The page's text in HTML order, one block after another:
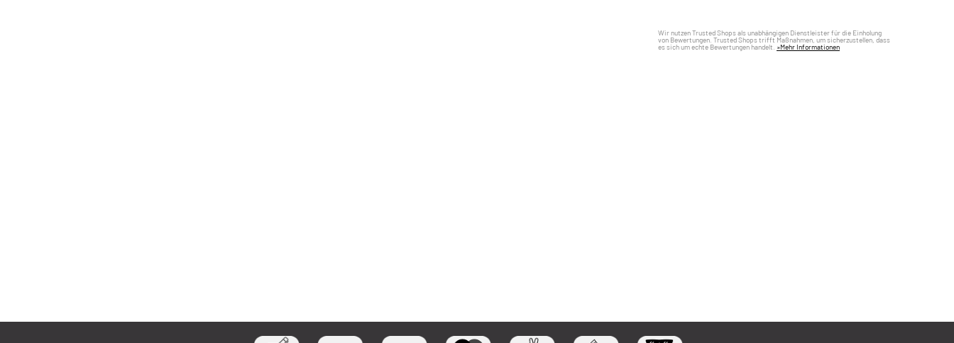
Wir nutzen Trusted Shops als unabhängigen Dienstleister für die Einholung
von Bewertungen. Trusted Shops trifft Maßnahmen, um sicherzustellen, dass
es sich um echte Bewertungen handelt. »Mehr Informationen